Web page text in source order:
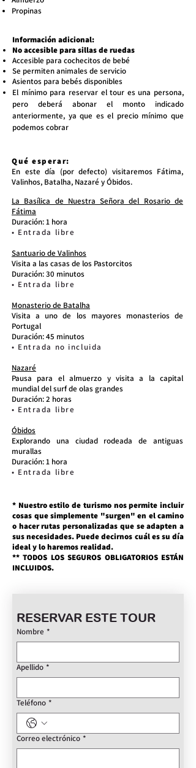
Propinas
Información adicional:
No accesible para sillas de ruedas
Accesible para cochecitos de bebé
Se permiten animales de servicio
Asientos para bebés disponibles
El mínimo para reservar el tour es una persona,
pero deberá abonar el monto indicado
anteriormente, ya que es el precio mínimo que
podemos cobrar
Qué esperar:
En este día (por defecto) visitaremos Fátima,
Valinhos, Batalha, Nazaré y Óbidos.
La Basílica de Nuestra Señora del Rosario de
Fátima
Duración: 1 hora
• Entrada libre
Santuario de Valinhos
Visita a las casas de los Pastorcitos
Duración: 30 minutos
• Entrada libre
Monasterio de Batalha
Visita a uno de los mayores monasterios de
Portugal
Duración: 45 minutos
• Entrada no incluida
Nazaré
Pausa para el almuerzo y visita a la capital
mundial del surf de olas grandes
Duración: 2 horas
• Entrada libre
Óbidos
Explorando una ciudad rodeada de antiguas
murallas
Duración: 1 hora
• Entrada libre
* Nuestro estilo de turismo nos permite incluir
cosas que simplemente "surgen" en el camino
o hacer rutas personalizadas que se adapten a
sus necesidades. Puede decirnos cuál es su día
ideal y lo haremos realidad.
** TODOS LOS SEGUROS OBLIGATORIOS ESTÁN
INCLUIDOS.
RESERVAR ESTE TOUR
Nombre *
Apellido *
Teléfono *
Correo electrónico *